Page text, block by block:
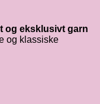
og eksklusivt garn
og klassiske